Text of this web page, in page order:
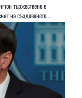
тържествено е
на създаването…